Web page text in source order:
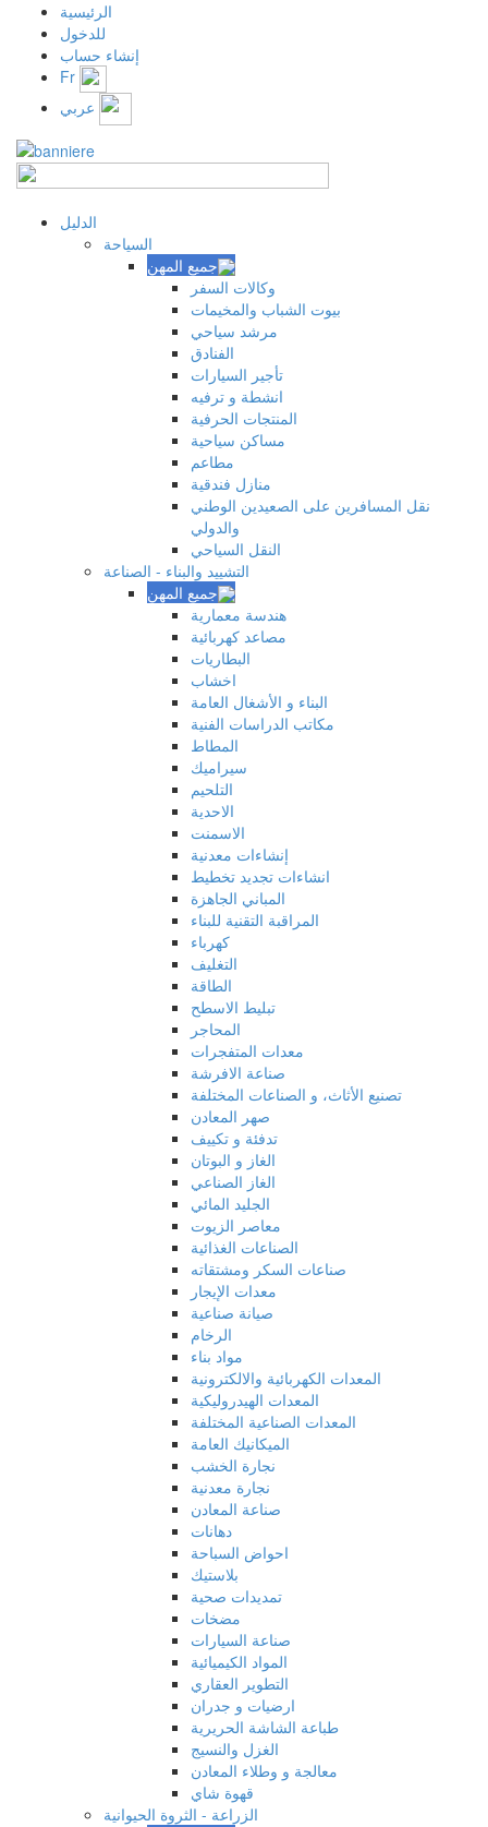
الرئيسية
للدخول
إنشاء حساب
Fr
الدليل
السياحة
وكالات السفر
بيوت الشباب والمخيمات
مرشد سياحي
الفنادق
تأجير السيارات
انشطة و ترفيه
المنتجات الحرفية
مساكن سياحية
مطاعم
منازل فندقية
نقل المسافرين على الصعيدين الوطني
والدولي
النقل السياحي
التشييد والبناء - الصناعة
هندسة معمارية
مصاعد كهربائية
البطاريات
اخشاب
البناء و الأشغال العامة
مكاتب الدراسات الفنية
المطاط
سيراميك
التلحيم
الاحدية
الاسمنت
إنشاءات معدنية
انشاءات تجديد تخطيط
المباني الجاهزة
المراقبة التقنية للبناء
كهرباء
التغليف
الطاقة
تبليط الاسطح
المحاجر
معدات المتفجرات
صناعة الافرشة
تصنيع الأثاث، و الصناعات المختلفة
صهر المعادن
تدفئة و تكييف
الغاز و البوتان
الغاز الصناعي
الجليد المائي
معاصر الزيوت
الصناعات الغذائية
صناعات السكر ومشتقاته
معدات الإيجار
صيانة صناعية
الرخام
مواد بناء
المعدات الكهربائية والالكترونية
المعدات الهيدروليكية
المعدات الصناعية المختلفة
الميكانيك العامة
نجارة الخشب
نجارة معدنية
صناعة المعادن
دهانات
احواض السباحة
بلاستيك
تمديدات صحية
مضخات
صناعة السيارات
المواد الكيميائية
التطوير العقاري
‏ارضيات و جدران
طباعة الشاشة الحريرية
الغزل والنسيج
معالجة و وطلاء المعادن
قهوة شاي
الزراعة - الثروة الحيوانية